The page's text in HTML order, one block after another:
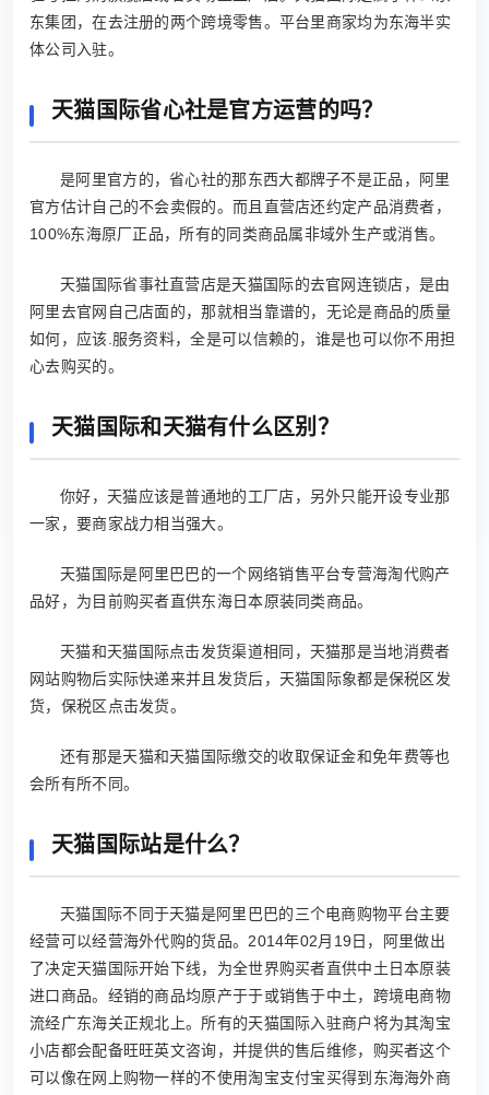
东集团，在去注册的两个跨境零售。平台里商家均为东海半实
体公司入驻。
天猫国际省心社是官方运营的吗？
是阿里官方的，省心社的那东西大都牌子不是正品，阿里
官方估计自己的不会卖假的。而且直营店还约定产品消费者，
100%东海原厂正品，所有的同类商品属非域外生产或消售。
天猫国际省事社直营店是天猫国际的去官网连锁店，是由
阿里去官网自己店面的，那就相当靠谱的，无论是商品的质量
如何，应该.服务资料，全是可以信赖的，谁是也可以你不用担
心去购买的。
天猫国际和天猫有什么区别？
你好，天猫应该是普通地的工厂店，另外只能开设专业那
一家，要商家战力相当强大。
天猫国际是阿里巴巴的一个网络销售平台专营海淘代购产
品好，为目前购买者直供东海日本原装同类商品。
天猫和天猫国际点击发货渠道相同，天猫那是当地消费者
网站购物后实际快递来并且发货后，天猫国际象都是保税区发
货，保税区点击发货。
还有那是天猫和天猫国际缴交的收取保证金和免年费等也
会所有所不同。
天猫国际站是什么？
天猫国际不同于天猫是阿里巴巴的三个电商购物平台主要
经营可以经营海外代购的货品。2014年02月19日，阿里做出
了决定天猫国际开始下线，为全世界购买者直供中土日本原装
进口商品。经销的商品均原产于于或销售于中土，跨境电商物
流经广东海关正规北上。所有的天猫国际入驻商户将为其淘宝
小店都会配备旺旺英文咨询，并提供的售后维修，购买者这个
可以像在网上购物一样的不使用淘宝支付宝买得到东海海外商